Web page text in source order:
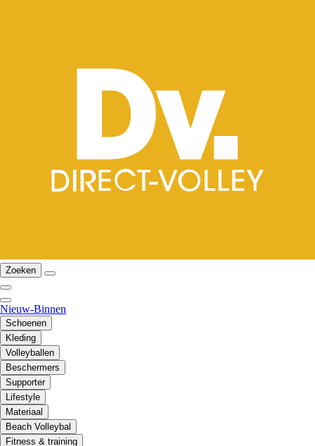
Zoeken
Nieuw-Binnen
Schoenen
Kleding
Volleyballen
Beschermers
Supporter
Lifestyle
Materiaal
Beach Volleybal
Fitness & training